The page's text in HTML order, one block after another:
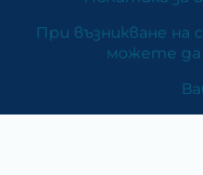
При възникване на
можете да